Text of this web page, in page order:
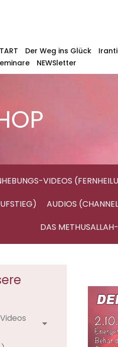
Der Weg ins Glück
NEWSletter
VIDEOS
AUDIOS
DAS